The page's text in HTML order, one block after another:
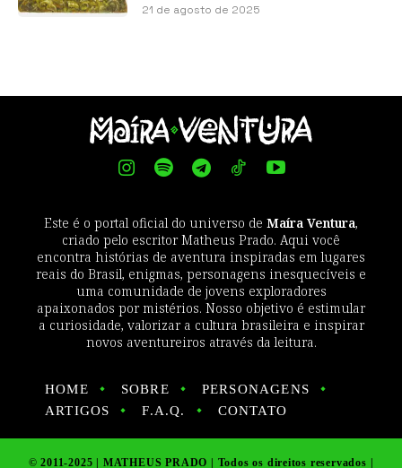
21 de agosto de 2025
Este é o portal oficial do universo de Maíra Ventura,
criado pelo escritor Matheus Prado. Aqui você
encontra histórias de aventura inspiradas em lugares
reais do Brasil, enigmas, personagens inesquecíveis e
uma comunidade de jovens exploradores
apaixonados por mistérios. Nosso objetivo é estimular
a curiosidade, valorizar a cultura brasileira e inspirar
novos aventureiros através da leitura.
HOME SOBRE
PERSONAGENS
ARTIGOS
F.A.Q. CONTATO
© 2011-2025 | MATHEUS PRADO | Todos os direitos reservados |